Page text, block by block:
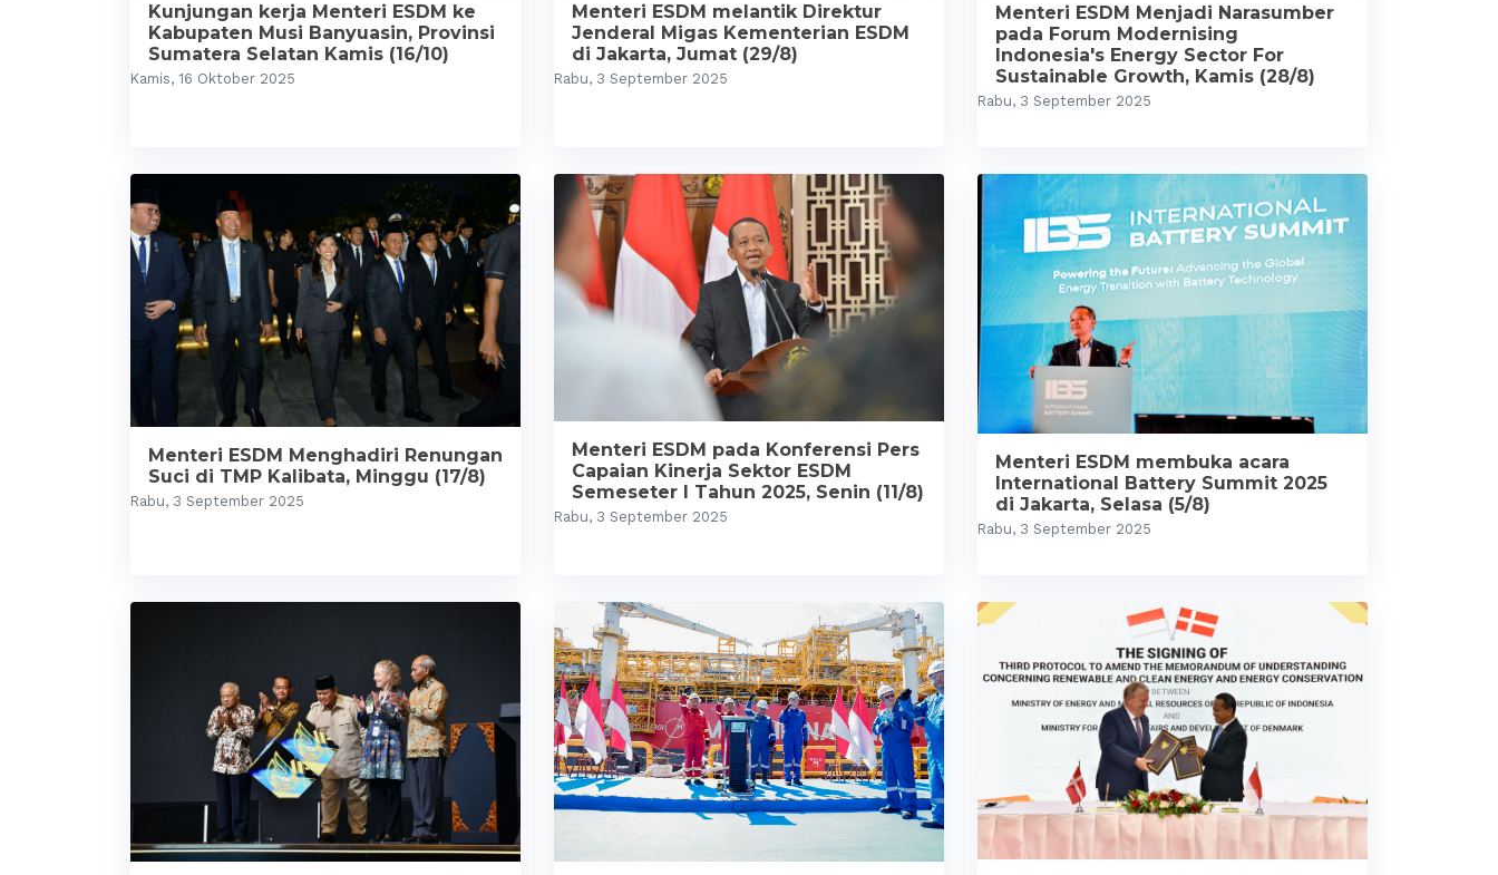
Kunjungan kerja Menteri ESDM ke
Kabupaten Musi Banyuasin, Provinsi
Sumatera Selatan Kamis (16/10)
Kamis, 16 Oktober 2025
Menteri ESDM melantik Direktur
Jenderal Migas Kementerian ESDM
di Jakarta, Jumat (29/8)
Rabu, 3 September 2025
Menteri ESDM Menjadi Narasumber
pada Forum Modernising
Indonesia's Energy Sector For
Sustainable Growth, Kamis (28/8)
Rabu, 3 September 2025
Menteri ESDM Menghadiri Renungan
Suci di TMP Kalibata, Minggu (17/8)
Rabu, 3 September 2025
Menteri ESDM pada Konferensi Pers
Capaian Kinerja Sektor ESDM
Semeseter I Tahun 2025, Senin (11/8)
Rabu, 3 September 2025
Menteri ESDM membuka acara
International Battery Summit 2025
di Jakarta, Selasa (5/8)
Rabu, 3 September 2025